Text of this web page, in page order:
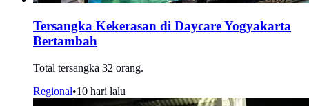
Tersangka Kekerasan di Daycare Yogyakarta
Bertambah
Total tersangka 32 orang.
Regional•10 hari lalu